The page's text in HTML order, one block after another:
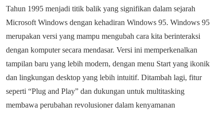
Tahun 1995 menjadi titik balik yang signifikan dalam sejarah
Microsoft Windows dengan kehadiran Windows 95. Windows 95
merupakan versi yang mampu mengubah cara kita berinteraksi
dengan komputer secara mendasar. Versi ini memperkenalkan
tampilan baru yang lebih modern, dengan menu Start yang ikonik
dan lingkungan desktop yang lebih intuitif. Ditambah lagi, fitur
seperti “Plug and Play” dan dukungan untuk multitasking
membawa perubahan revolusioner dalam kenyamanan